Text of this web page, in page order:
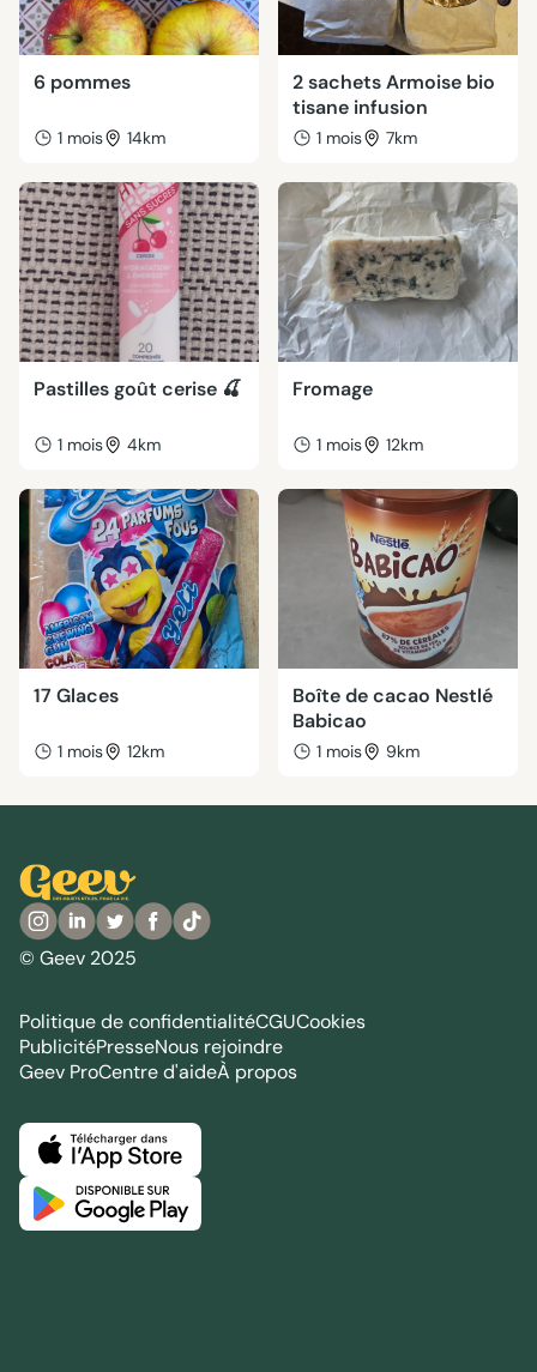
6 pommes
1 mois 14km
2 sachets Armoise bio
tisane infusion
1 mois 7km
Pastilles goût cerise 🍒
1 mois 4km
Fromage
1 mois 12km
17 Glaces
1 mois 12km
Boîte de cacao Nestlé
Babicao
1 mois 9km
© Geev 2025
Politique de confidentialitéCGUCookies
PublicitéPresseNous rejoindre
Geev ProCentre d'aideÀ propos